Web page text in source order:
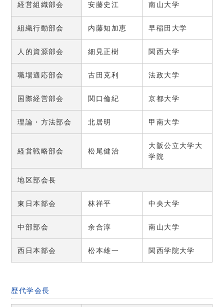
経営組織部会 安藤史江 南山大学
組織行動部会 内藤知加恵 早稲田大学
人的資源部会 細見正樹 関西大学
職場適応部会 古田克利 法政大学
国際経営部会 関口倫紀 京都大学
理論・方法部会 北居明 甲南大学
経営戦略部会 松尾健治
大阪公立大学大
学院
地区部会長
東日本部会 林祥平 中央大学
中部部会 余合淳 南山大学
西日本部会 松本雄一 関西学院大学
歴代学会長